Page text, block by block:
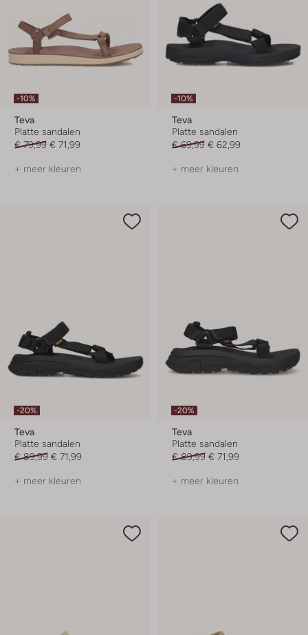
-10%
Teva
Platte sandalen
€ 79,99 € 71,99
+ meer kleuren
-10%
Teva
Platte sandalen
€ 69,99 € 62,99
+ meer kleuren
-20%
Teva
Platte sandalen
€ 89,99 € 71,99
+ meer kleuren
-20%
Teva
Platte sandalen
€ 89,99 € 71,99
+ meer kleuren